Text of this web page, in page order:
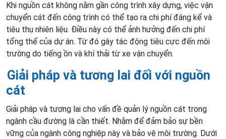
Khi nguồn cát không nằm gần công trình xây dựng, việc vận
chuyển cát đến công trình có thể tạo ra chi phí đáng kể và
tiêu thụ nhiên liệu. Điều này có thể ảnh hưởng đến chi phí
tổng thể của dự án. Từ đó gây tác động tiêu cực đến môi
trường do tiếng ồn và khí thải từ xe vận chuyển.
Giải pháp và tương lai đối với nguồn
cát
Giải pháp và tương lai cho vấn đề quản lý nguồn cát trong
ngành cầu đường là cần thiết. Nhằm để đảm bảo sự bền
vững của ngành công nghiệp này và bảo vệ môi trường. Dưới